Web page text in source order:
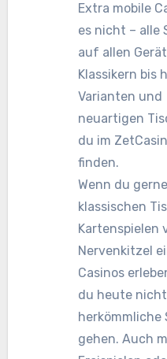
Extra mobile
es nicht – alle
auf allen
Klassikern bis
Varianten und
neuartigen
du im
finden.
Wenn du
klassischen
Kartenspielen
Nervenkitzel
Casinos
du heute
herkömmliche
gehen. Auch